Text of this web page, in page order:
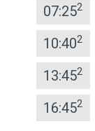
07:252
10:402
13:452
16:452